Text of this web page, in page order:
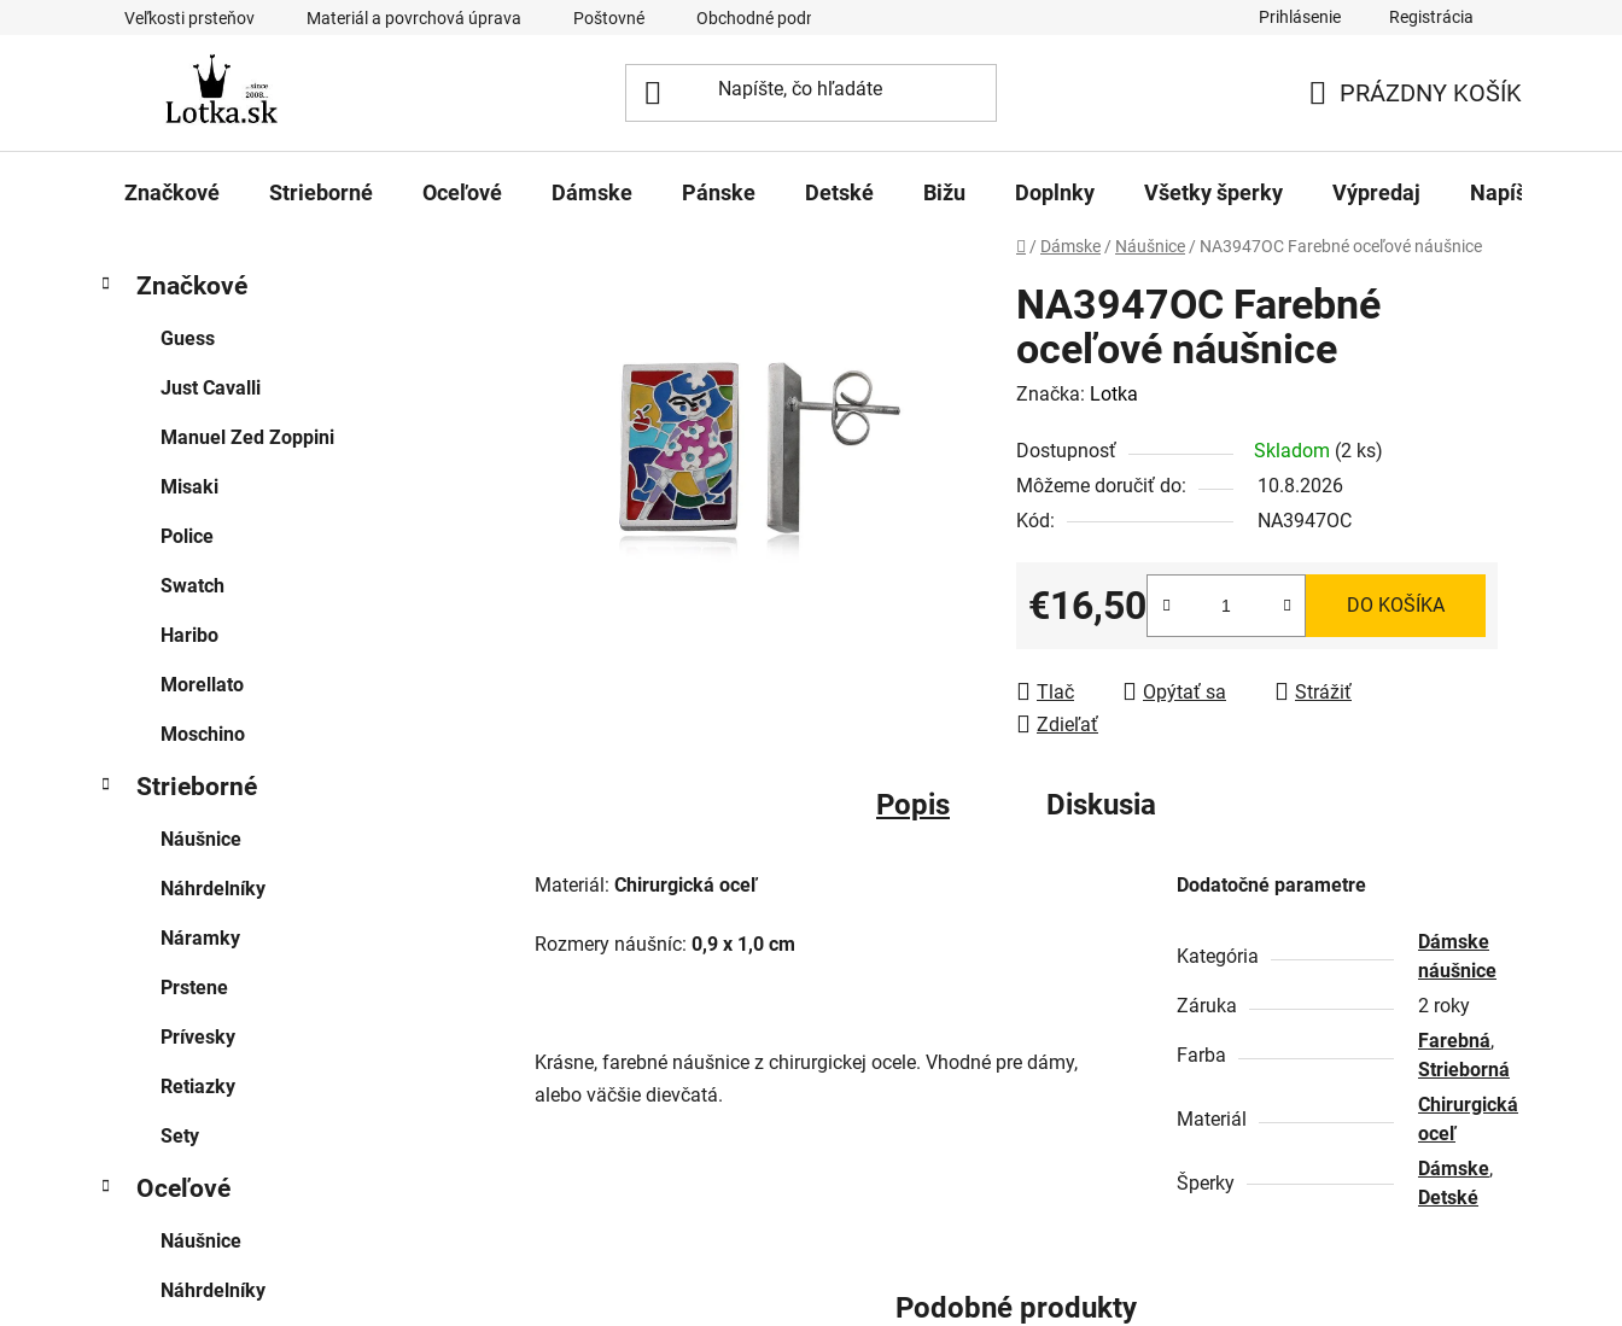
Veľkosti prsteňov Materiál a povrchová úprava Poštovné Obchodné podmienky Prihlásenie Registrácia
KOŠÍK
PRÁZDNY KOŠÍK
Značkové Strieborné Oceľové Dámske Pánske Detské Bižu Doplnky Všetky šperky Výpredaj Napíšte nám
Domov
/ Dámske / Náušnice / NA3947OC Farebné oceľové náušnice
B
kategórie
a
Značkové
Guess
Just Cavalli
Manuel Zed Zoppini
Misaki
Police
Swatch
Haribo
Morellato
Moschino
Strieborné
Náušnice
Náhrdelníky
Náramky
Prstene
Prívesky
Retiazky
Sety
Oceľové
Náušnice
Náhrdelníky
NA3947OC Farebné
oceľové náušnice
Značka: Lotka
Dostupnosť Skladom (2 ks)
Môžeme doručiť do:
10.8.2026
Kód:
NA3947OC
€16,50
Jednotková cena:
DO KOŠÍKA
Tlač Opýtať sa
Strážiť
Zdieľať
Popis Diskusia
Materiál: Chirurgická oceľ
Rozmery náušníc: 0,9 x 1,0 cm
Krásne, farebné náušnice z chirurgickej ocele. Vhodné pre dámy,
alebo väčšie dievčatá.
Dodatočné parametre
Kategória
Dámske
náušnice
Záruka
2 roky
Farba
Farebná,
Strieborná
Materiál
Chirurgická
oceľ
Šperky
Dámske,
Detské
Podobné produkty